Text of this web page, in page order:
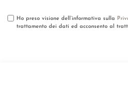
Ho preso visione dell’informativa sulla
trattamento dei dati ed acconsento al